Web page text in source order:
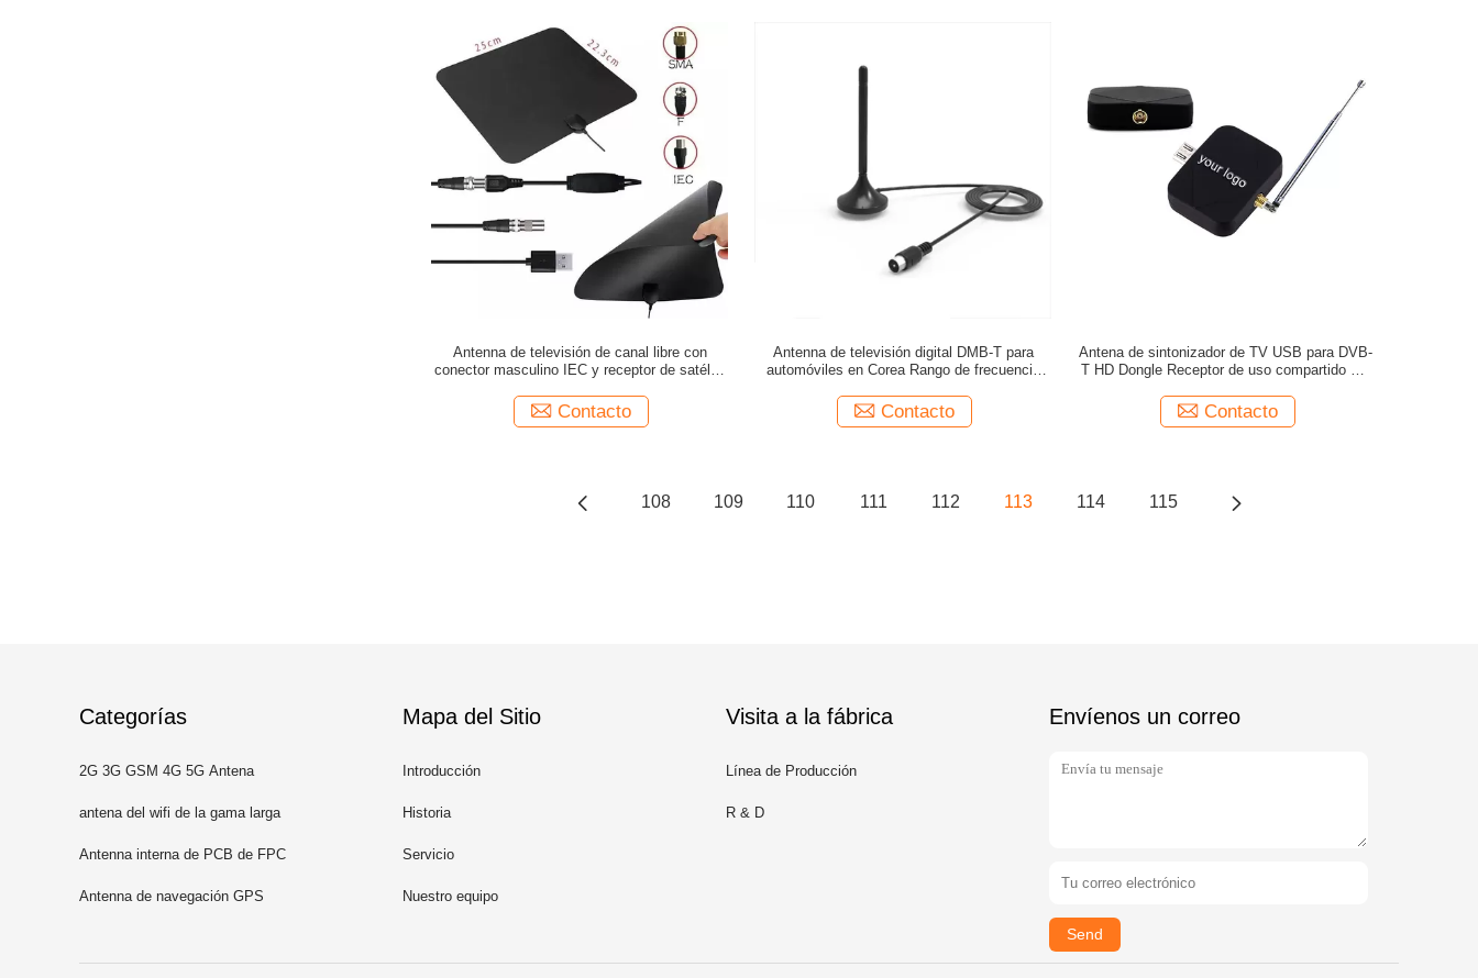
Antenna de televisión de canal libre con
conector masculino IEC y receptor de satélite
Contacto
Antenna de televisión digital DMB-T para
automóviles en Corea Rango de frecuencia
Contacto
Antena de sintonizador de TV USB para DVB-
T HD Dongle Receptor de uso compartido por
Contacto
108 109 110 111 112 113 114 115
Categorías
2G 3G GSM 4G 5G Antena
antena del wifi de la gama larga
Antenna interna de PCB de FPC
Antenna de navegación GPS
Mapa del Sitio
Introducción
Historia
Servicio
Nuestro equipo
Visita a la fábrica
Línea de Producción
R & D
Envíenos un correo
Send